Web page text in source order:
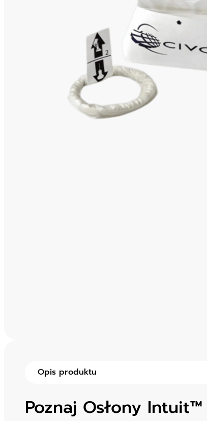
Opis produktu
Poznaj Osłony Intuit™